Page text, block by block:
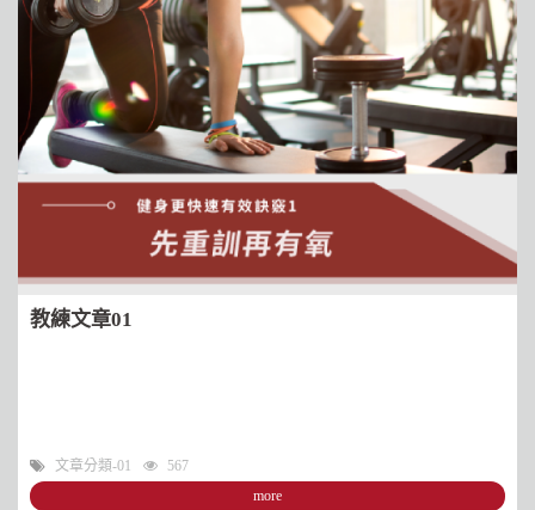
教練文章01
文章分類-01
567
more